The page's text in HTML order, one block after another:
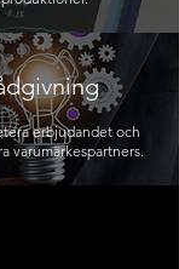
erbjudandet och
varumärkespartners.